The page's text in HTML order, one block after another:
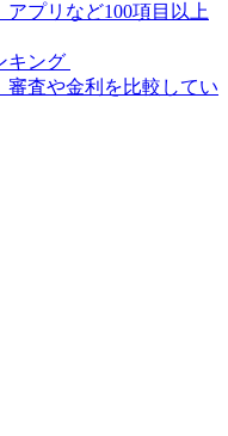
プリなど100項目以上
キング
審査や金利を比較してい